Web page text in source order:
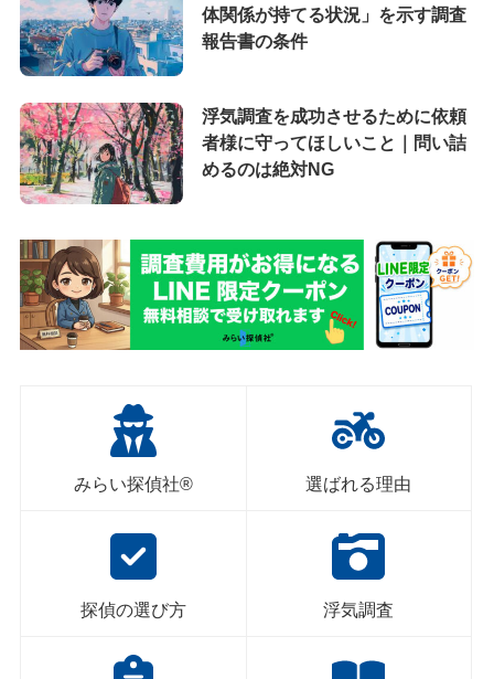
体関係が持てる状況」を示す調査
報告書の条件
浮気調査を成功させるために依頼
者様に守ってほしいこと｜問い詰
めるのは絶対NG
みらい探偵社®︎ 選ばれる理由
探偵の選び方 浮気調査